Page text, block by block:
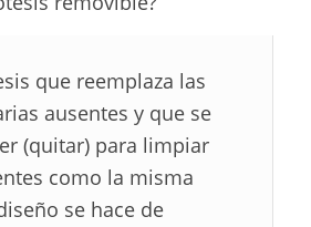
que reemplaza las
ausentes y que se
(quitar) para limpiar
como la misma
se hace de